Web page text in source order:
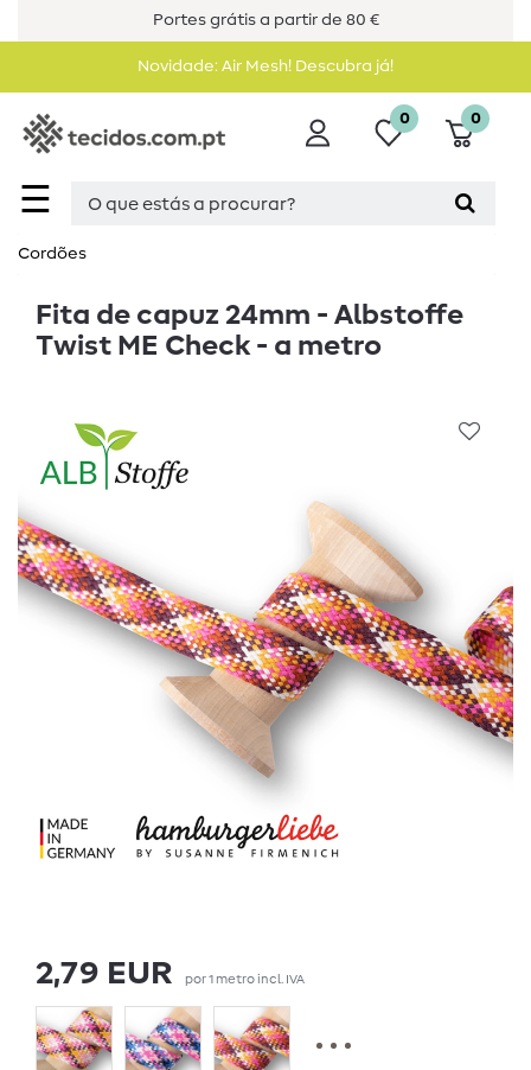
Portes grátis a partir de 80 €
Novidade: Air Mesh! Descubra já!
☰
0 0
Cordões
Fita de capuz 24mm - Albstoffe
Twist ME Check - a metro
2,79 EUR por1 metro incl. IVA